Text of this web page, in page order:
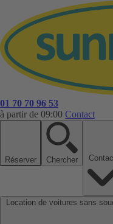
01 70 70 96 53
à partir de 09:00 Contact
Réserver Chercher